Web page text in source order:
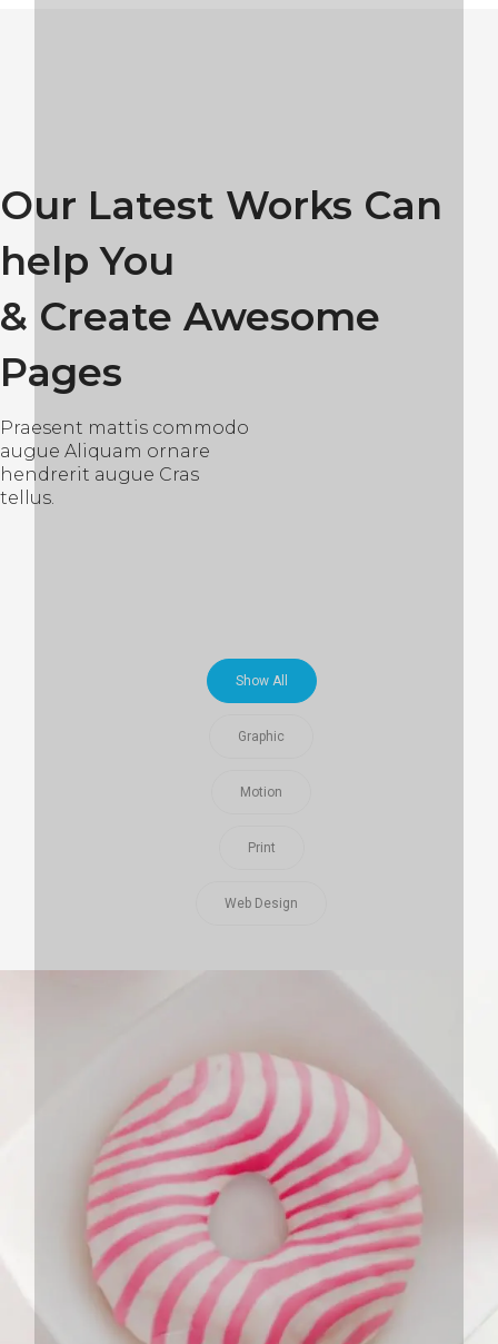
Our Latest Works Can
help You
& Create Awesome
Pages
Praesent mattis commodo
augue Aliquam ornare
hendrerit augue Cras
tellus.
Show All
Graphic
Motion
Print
Web Design